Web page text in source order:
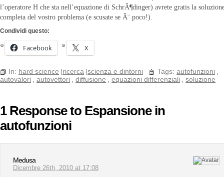
l’operatore H che sta nell’equazione di SchrÃ¶dinger) avrete gratis la
completa del vostro problema (e scusate se Ã¨ poco!).
Condividi questo:
Facebook X
In: hard science |ricerca |scienza e dintorni Tags: autofunzioni ,
autovalori , autovettori , diffusione , equazioni differenziali , soluzione
1 Response to Espansione in
autofunzioni
Medusa
Dicembre 26th, 2010 at 17:08